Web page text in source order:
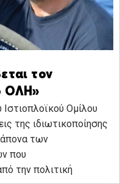
τον
ΟΛΗ»
Ομίλου
της ιδιωτικοποίησης
των
που
την πολιτική